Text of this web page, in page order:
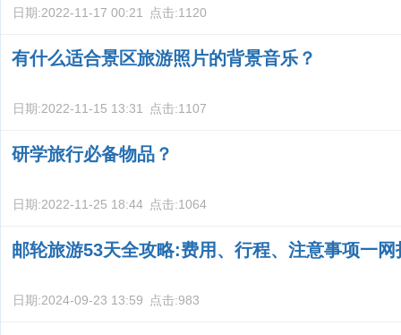
日期:2022-11-17 00:21 点击:1120
有什么适合景区旅游照片的背景音乐？
日期:2022-11-15 13:31 点击:1107
研学旅行必备物品？
日期:2022-11-25 18:44 点击:1064
邮轮旅游53天全攻略:费用、行程、注意事项一网
日期:2024-09-23 13:59 点击:983